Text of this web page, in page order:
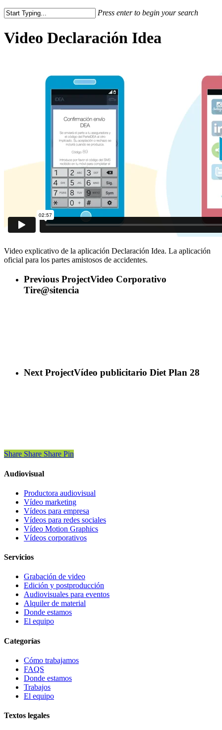
Press enter to begin your search
Search
Video Declaración Idea
Video explicativo de la aplicación Declaración Idea. La aplicación
oficial para los partes amistosos de accidentes.
Previous ProjectVideo Corporativo
Tire@sitencia
Next ProjectVídeo publicitario Diet Plan 28
Share
Share Share Share Pin
Audiovisual
Productora audiovisual
Vídeo marketing
Vídeos para empresa
Vídeos para redes sociales
Vídeo Motion Graphics
Vídeos corporativos
Servicios
Grabación de video
Edición y postproducción
Audiovisuales para eventos
Alquiler de material
Donde estamos
El equipo
Categorías
Cómo trabajamos
FAQS
Donde estamos
Trabajos
El equipo
Textos legales